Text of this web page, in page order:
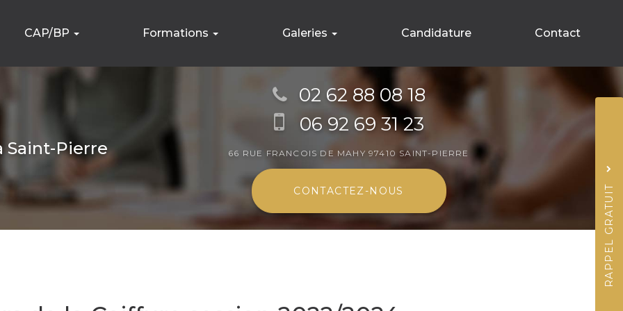
CAP/BP
CAP Métier de la coiffure
Formations
Formations spécifiques
Beauté du regard
Galeries
Établissement
Formations
Candidature Contact
Saint-Pierre
02 62 88 08 18
06 92 69 31 23
66 RUE FRANCOIS DE MAHY97410 SAINT-PIERRE
CONTACTEZ-NOUS RAPPEL GRATUIT
Acceptation
Quel code est